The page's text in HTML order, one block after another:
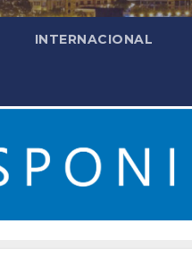
INTERNACIONAL